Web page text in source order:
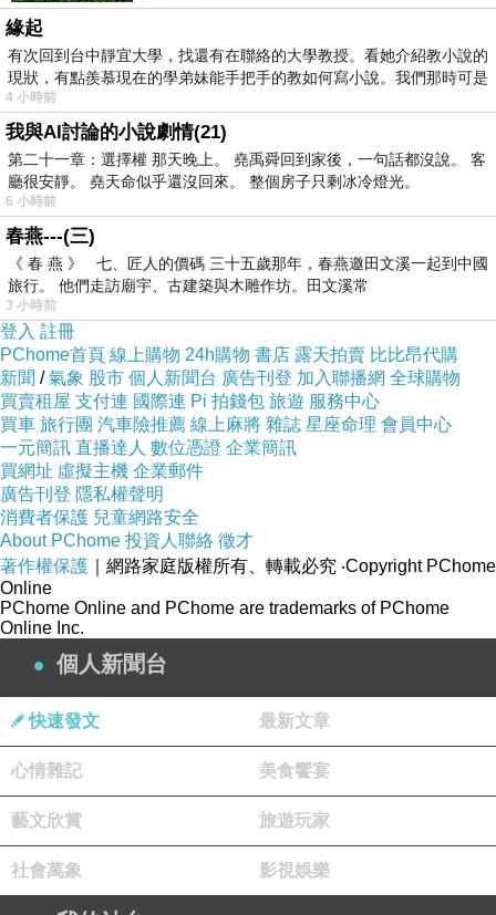
人漂亮、音樂更性感！美妙至極！！！
【爵士小號大師】克里斯·波提(Chris Botti)，他被
美國《人物》雜志評爲“全球五十大美男子”的克
里斯·波提以俊秀的外型和高超的技巧被廣大樂迷
所追捧，就連美國著名的脫口秀女王歐普拉.溫弗
瑞也曾經驚呼：“你一定要認識他，因為你會愛上
他。”
這個可愛的魅力的帥的令人窒息的“他”，就是當
今流行爵士樂界的寵兒，風頭正勁的小號手克里
斯·波提！千萬不要被他的俊朗外表給“迷惑”了，
他可不是靠帥氣的外貌而倍受讚譽的，他合作的
對象均為「言之有物」的樂壇大將：如巴布迪
倫、艾瑞莎法蘭克林、保羅賽門與史汀等角色。
克里斯·波提獨具慧心地將爵士、流行、古典，巧
妙的融合在了一起，開闢出了一條融合爵士之
路。
緣起
有次回到台中靜宜大學，找還有在聯絡的大學教授。看她介紹教小說的
現狀，有點羨慕現在的學弟妹能手把手的教如何寫小說。我們那時可是
4 小時前
我與AI討論的小說劇情(21)
第二十一章：選擇權 那天晚上。 堯禹舜回到家後，一句話都沒說。 客
廳很安靜。 堯天命似乎還沒回來。 整個房子只剩冰冷燈光。
6 小時前
春燕---(三)
《 春 燕 》 七、匠人的價碼 三十五歲那年，春燕邀田文溪一起到中國
旅行。 他們走訪廟宇、古建築與木雕作坊。田文溪常
3 小時前
登入 註冊
PChome首頁 線上購物 24h購物 書店 露天拍賣 比比昂代購
新聞 /氣象 股市 個人新聞台 廣告刊登 加入聯播網 全球購物
買賣租屋 支付連 國際連 Pi 拍錢包 旅遊 服務中心
買車 旅行團 汽車險推薦 線上麻將 雜誌 星座命理 會員中心
一元簡訊 直播達人 數位憑證 企業簡訊
買網址 虛擬主機 企業郵件
廣告刊登 隱私權聲明
消費者保護 兒童網路安全
About PChome 投資人聯絡 徵才
著作權保護 ｜網路家庭版權所有、轉載必究 ‧Copyright PChome
Online
PChome Online and PChome are trademarks of PChome
Online Inc.
個人新聞台
快速發文 最新文章
心情雜記 美食饗宴
藝文欣賞 旅遊玩家
社會萬象 影視娛樂